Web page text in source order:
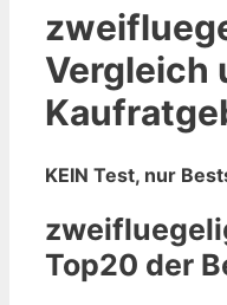
Vergleich
KEIN Test, nur
Top20 der